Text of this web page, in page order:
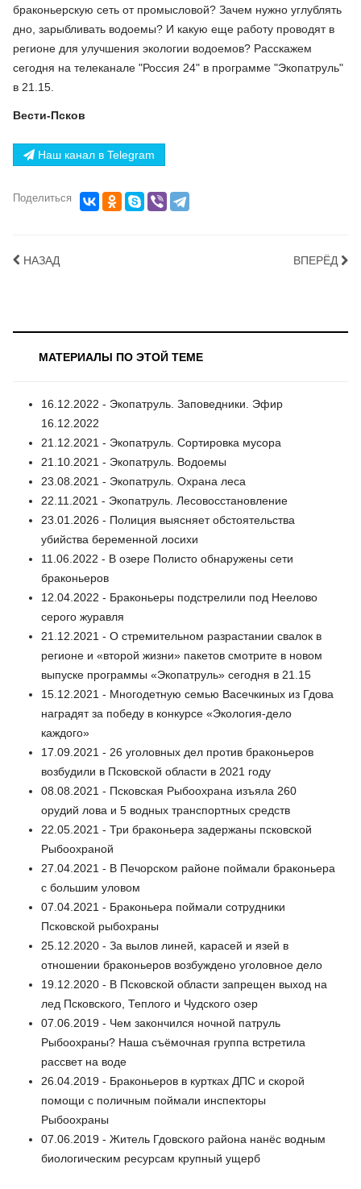
браконьерскую сеть от промысловой? Зачем нужно углублять
дно, зарыбливать водоемы? И какую еще работу проводят в
регионе для улучшения экологии водоемов? Расскажем
сегодня на телеканале "Россия 24" в программе "Экопатруль"
в 21.15.
Вести-Псков
Наш канал в Telegram
Поделиться
НАЗАД ВПЕРЁД
МАТЕРИАЛЫ ПО ЭТОЙ ТЕМЕ
16.12.2022 - Экопатруль. Заповедники. Эфир
16.12.2022
21.12.2021 - Экопатруль. Сортировка мусора
21.10.2021 - Экопатруль. Водоемы
23.08.2021 - Экопатруль. Охрана леса
22.11.2021 - Экопатруль. Лесовосстановление
23.01.2026 - Полиция выясняет обстоятельства
убийства беременной лосихи
11.06.2022 - В озере Полисто обнаружены сети
браконьеров
12.04.2022 - Браконьеры подстрелили под Неелово
серого журавля
21.12.2021 - О стремительном разрастании свалок в
регионе и «второй жизни» пакетов смотрите в новом
выпуске программы «Экопатруль» сегодня в 21.15
15.12.2021 - Многодетную семью Васечкиных из Гдова
наградят за победу в конкурсе «Экология-дело
каждого»
17.09.2021 - 26 уголовных дел против браконьеров
возбудили в Псковской области в 2021 году
08.08.2021 - Псковская Рыбоохрана изъяла 260
орудий лова и 5 водных транспортных средств
22.05.2021 - Три браконьера задержаны псковской
Рыбоохраной
27.04.2021 - В Печорском районе поймали браконьера
с большим уловом
07.04.2021 - Браконьера поймали сотрудники
Псковской рыбохраны
25.12.2020 - За вылов линей, карасей и язей в
отношении браконьеров возбуждено уголовное дело
19.12.2020 - В Псковской области запрещен выход на
лед Псковского, Теплого и Чудского озер
07.06.2019 - Чем закончился ночной патруль
Рыбоохраны? Наша съёмочная группа встретила
рассвет на воде
26.04.2019 - Браконьеров в куртках ДПС и скорой
помощи с поличным поймали инспекторы
Рыбоохраны
07.06.2019 - Житель Гдовского района нанёс водным
биологическим ресурсам крупный ущерб